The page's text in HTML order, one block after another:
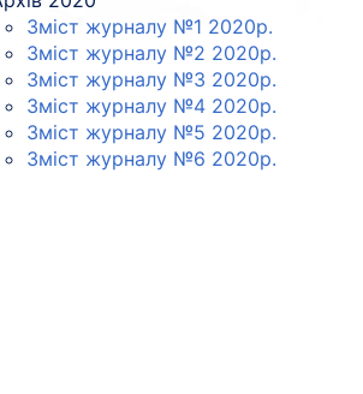
Зміст журналу №1 2020p.
Зміст журналу №2 2020p.
Зміст журналу №3 2020p.
Зміст журналу №4 2020p.
Зміст журналу №5 2020p.
Зміст журналу №6 2020p.